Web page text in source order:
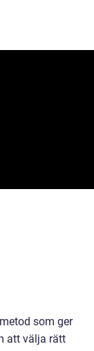
som ger
att välja rätt